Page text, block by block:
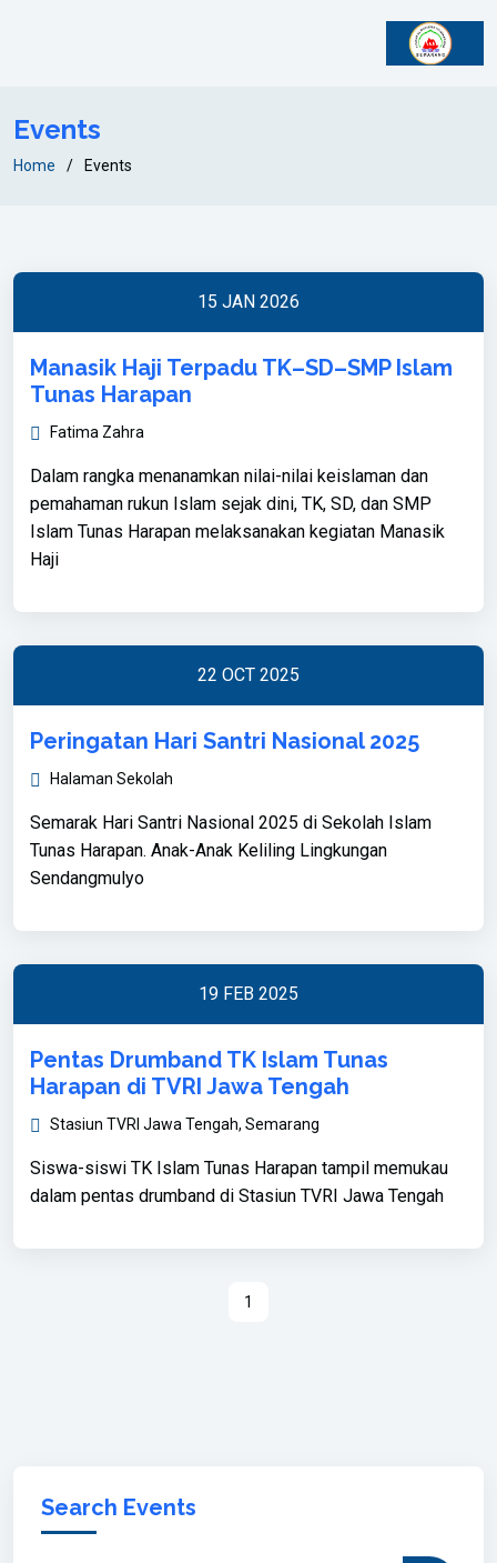
Events
Home Events
15 JAN 2026
Manasik Haji Terpadu TK–SD–SMP Islam
Tunas Harapan
Fatima Zahra
Dalam rangka menanamkan nilai-nilai keislaman dan
pemahaman rukun Islam sejak dini, TK, SD, dan SMP
Islam Tunas Harapan melaksanakan kegiatan Manasik
Haji
22 OCT 2025
Peringatan Hari Santri Nasional 2025
Halaman Sekolah
Semarak Hari Santri Nasional 2025 di Sekolah Islam
Tunas Harapan. Anak-Anak Keliling Lingkungan
Sendangmulyo
19 FEB 2025
Pentas Drumband TK Islam Tunas
Harapan di TVRI Jawa Tengah
Stasiun TVRI Jawa Tengah, Semarang
Siswa-siswi TK Islam Tunas Harapan tampil memukau
dalam pentas drumband di Stasiun TVRI Jawa Tengah
1
Search Events